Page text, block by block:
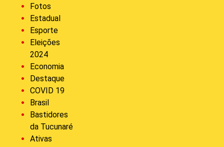
Fotos
Estadual
Esporte
Eleições
2024
Economia
Destaque
COVID 19
Brasil
Bastidores
da Tucunaré
Ativas